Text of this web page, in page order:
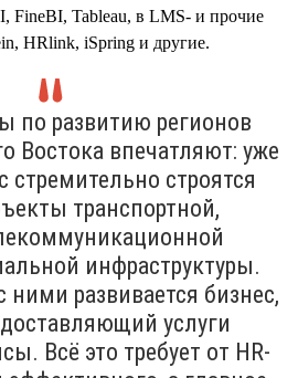
FineBI, Tableau, в LMS- и прочие
HRlink, iSpring и другие.
по развитию регионов
Востока впечатляют: уже
стремительно строятся
транспортной,
инфраструктуры.
ними развивается бизнес,
услуги
Всё это требует от HR-